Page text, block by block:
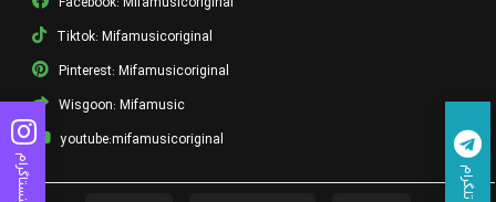
Facebook: Mifamusicoriginal
Tiktok: Mifamusicoriginal
Pinterest: Mifamusicoriginal
Wisgoon: Mifamusic
youtube:mifamusicoriginal
اینستاگرام تلگرام